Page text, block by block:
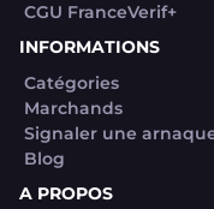
CGU FranceVerif+
INFORMATIONS
Catégories
Marchands
Signaler une
Blog
A PROPOS